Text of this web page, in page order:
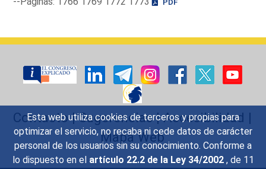
Esta web utiliza cookies de terceros y propias para
optimizar el servicio, no recaba ni cede datos de carácter
personal de los usuarios sin su conocimiento. Conforme a
lo dispuesto en el artículo 22.2 de la Ley 34/2002 , de 11
Contacto|Sugerencias|Accesibilidad |
Mapa Web